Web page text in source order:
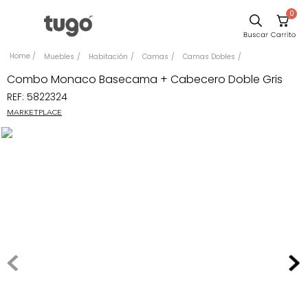
0
Muebles Habitación Camas Camas Dobles
Combo Monaco Basecama + Cabecero Doble Gris
REF: 5822324
MARKETPLACE
Comedor
Escritorio